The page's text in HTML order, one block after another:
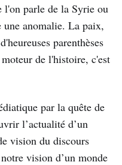
l'on parle de la Syrie ou
une anomalie. La paix,
parenthèses
de l'histoire, c'est
par la quête de
l’actualité d’un
vision du discours
vision d’un monde